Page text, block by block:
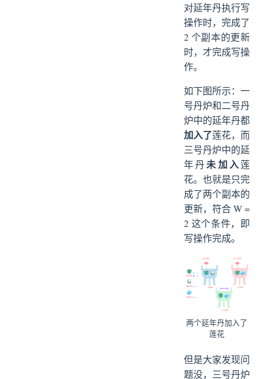
对延年丹执行写
操作时，完成了
2 个副本的更新
时，才完成写操
作。
如下图所示：一
号丹炉和二号丹
炉中的延年丹都
加入了莲花，而
三号丹炉中的延
年丹未加入莲
花。也就是只完
成了两个副本的
更新，符合 W =
2 这个条件，即
写操作完成。
两个延年丹加入了
莲花
但是大家发现问
题没，三号丹炉